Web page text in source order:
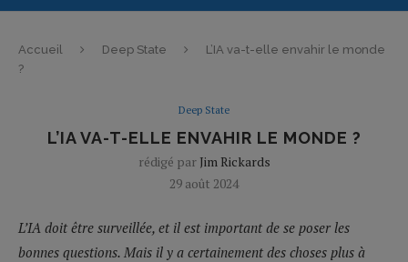
Accueil Deep State
L’IA va-t-elle envahir le monde
?
Deep State
L’IA VA-T-ELLE ENVAHIR LE MONDE ?
rédigé par Jim Rickards
29 août 2024
L’IA doit être surveillée, et il est important de se poser les
bonnes questions. Mais il y a certainement des choses plus à